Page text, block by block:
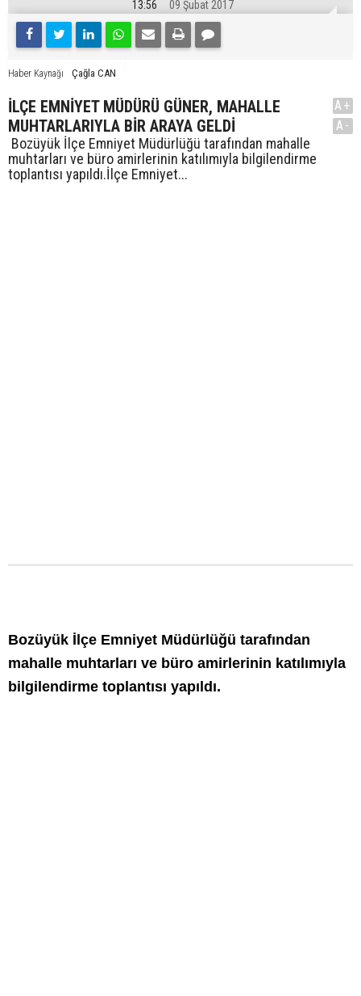
13:56 09 Şubat 2017
Haber Kaynağı Çağla CAN
İLÇE EMNİYET MÜDÜRÜ GÜNER, MAHALLE
MUHTARLARIYLA BİR ARAYA GELDİ
Bozüyük İlçe Emniyet Müdürlüğü tarafından mahalle
muhtarları ve büro amirlerinin katılımıyla bilgilendirme
toplantısı yapıldı.İlçe Emniyet...
A+
A-
Bozüyük İlçe Emniyet Müdürlüğü tarafından
mahalle muhtarları ve büro amirlerinin katılımıyla
bilgilendirme toplantısı yapıldı.